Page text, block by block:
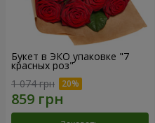
Букет в ЭКО упаковке "7
красных роз"
1 074 грн